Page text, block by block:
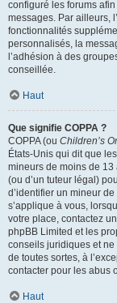
configuré les forums
messages. Par ailleurs,
fonctionnalités
personnalisés, la
l’adhésion à des
conseillée.
Haut
Que signifie COPPA ?
COPPA (ou Children’s
États-Unis qui dit que
mineurs de moins de
(ou d’un tuteur légal)
d’identifier un mineur
s’applique à vous,
votre place, contactez
phpBB Limited et les
conseils juridiques et
de toutes sortes, à
contacter pour les abus
Haut